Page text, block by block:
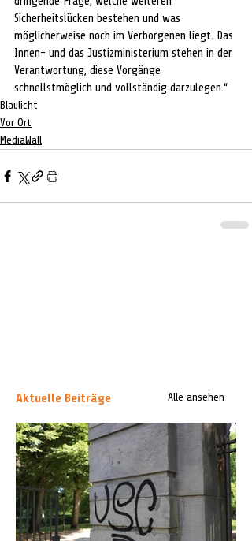
Sicherheitslücken bestehen und was
möglicherweise noch im Verborgenen liegt. Das
Innen- und das Justizministerium stehen in der
Verantwortung, diese Vorgänge
schnellstmöglich und vollständig darzulegen.“
Blaulicht
Vor Ort
MediaWall
Aktuelle Beiträge Alle ansehen